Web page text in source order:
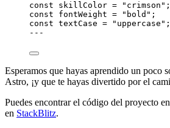
const skillColor = " crimson " ;
const fontWeight = " bold " ;
const textCase = " uppercase " ;
---
Esperamos que hayas aprendido un poco
Astro, ¡y que te hayas divertido por el
Puedes encontrar el código del proyecto
en StackBlitz.